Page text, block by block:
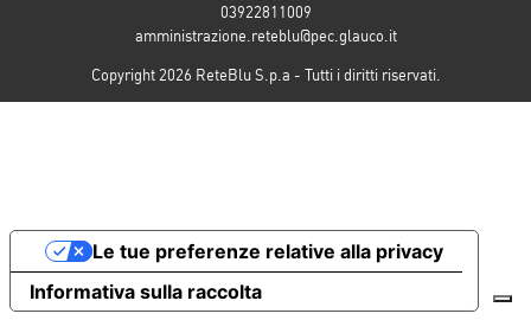
03922811009
amministrazione.reteblu@pec.glauco.it
Copyright 2026 ReteBlu S.p.a - Tutti i diritti riservati.
Informativa sulla raccolta
Le tue preferenze relative alla privacy